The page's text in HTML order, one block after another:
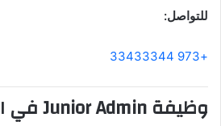
للتواصل:
+973 33433344
وظيفة Junior Admin في البحرين